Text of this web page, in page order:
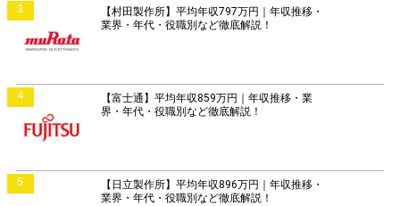
3
【村田製作所】平均年収797万円｜年収推移・
業界・年代・役職別など徹底解説！
4
【富士通】平均年収859万円｜年収推移・業
界・年代・役職別など徹底解説！
5
【日立製作所】平均年収896万円｜年収推移・
業界・年代・役職別など徹底解説！